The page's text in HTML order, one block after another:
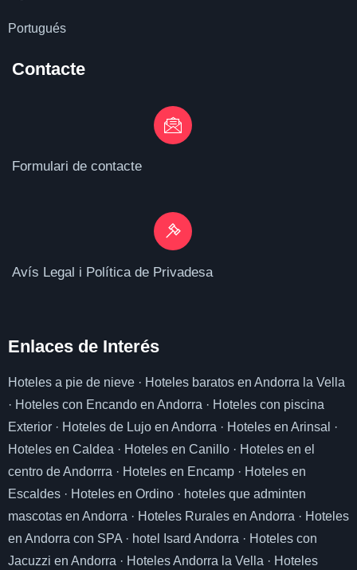
Portugués
Contacte
Formulari de contacte
Avís Legal i Política de Privadesa
Enlaces de Interés
Hoteles a pie de nieve · Hoteles baratos en Andorra la Vella
· Hoteles con Encando en Andorra · Hoteles con piscina
Exterior · Hoteles de Lujo en Andorra · Hoteles en Arinsal ·
Hoteles en Caldea · Hoteles en Canillo · Hoteles en el
centro de Andorrra · Hoteles en Encamp · Hoteles en
Escaldes · Hoteles en Ordino · hoteles que adminten
mascotas en Andorra · Hoteles Rurales en Andorra · Hoteles
en Andorra con SPA· hotel Isard Andorra · Hoteles con
Jacuzzi en Andorra · Hoteles Andorra la Vella · Hoteles